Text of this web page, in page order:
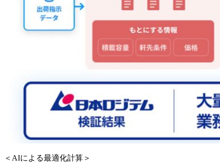
＜AIによる最適化計算＞